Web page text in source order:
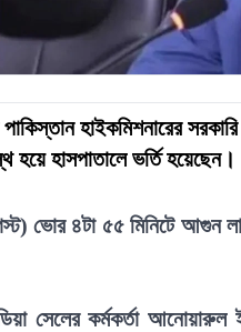
পাকিস্তান হাইকমিশনারের
হাসপাতালে ভর্তি হয়েছেন।
ভোর ৪টা ৫৫ মিনিটে আগুন
সেলের কর্মকর্তা